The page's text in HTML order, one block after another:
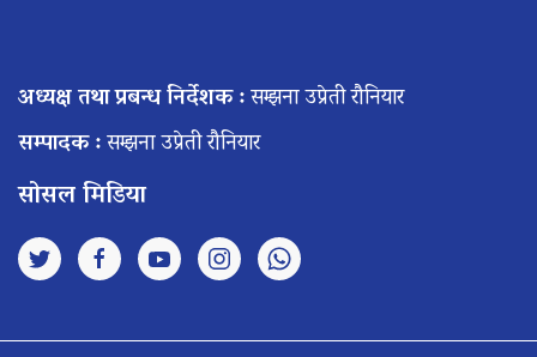
अध्यक्ष तथा प्रबन्ध निर्देशक :सम्झना उप्रेती रौनियार
सम्पादक :सम्झना उप्रेती रौनियार
सोसल मिडिया